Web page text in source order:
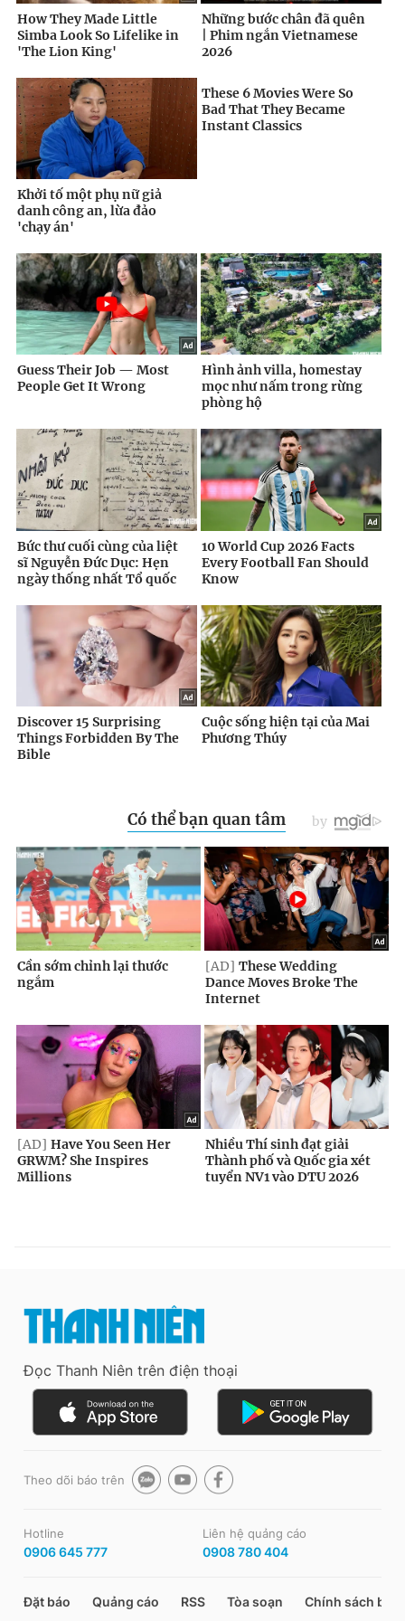
Đọc Thanh Niên trên điện thoại
Theo dõi báo trên
Hotline
0906 645 777
Liên hệ quảng cáo
0908 780 404
Đặt báo Quảng cáo RSS Tòa soạn Chính sách bảo